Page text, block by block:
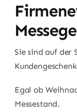
Sie sind auf der
Egal ob
Messestand.